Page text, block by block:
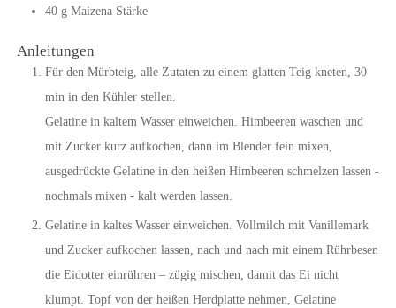
40 g Maizena Stärke
Anleitungen
Für den Mürbteig, alle Zutaten zu einem glatten Teig kneten, 30
min in den Kühler stellen.
Gelatine in kaltem Wasser einweichen. Himbeeren waschen und
mit Zucker kurz aufkochen, dann im Blender fein mixen,
ausgedrückte Gelatine in den heißen Himbeeren schmelzen lassen -
nochmals mixen - kalt werden lassen.
Gelatine in kaltes Wasser einweichen. Vollmilch mit Vanillemark
und Zucker aufkochen lassen, nach und nach mit einem Rührbesen
die Eidotter einrühren – zügig mischen, damit das Ei nicht
klumpt. Topf von der heißen Herdplatte nehmen, Gelatine